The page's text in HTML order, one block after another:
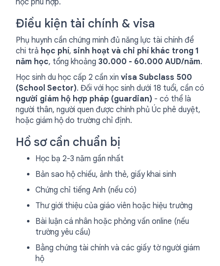
Điều kiện tài chính & visa
Phụ huynh cần chứng minh đủ năng lực tài chính để
chi trả học phí, sinh hoạt và chi phí khác trong 1
năm học, tổng khoảng 30.000 - 60.000 AUD/năm.
Học sinh du học cấp 2 cần xin visa Subclass 500
(School Sector). Đối với học sinh dưới 18 tuổi, cần có
người giám hộ hợp pháp (guardian) - có thể là
người thân, người quen được chính phủ Úc phê duyệt,
hoặc giám hộ do trường chỉ định.
Hồ sơ cần chuẩn bị
Học bạ 2-3 năm gần nhất
Bản sao hộ chiếu, ảnh thẻ, giấy khai sinh
Chứng chỉ tiếng Anh (nếu có)
Thư giới thiệu của giáo viên hoặc hiệu trưởng
Bài luận cá nhân hoặc phỏng vấn online (nếu
trường yêu cầu)
Bằng chứng tài chính và các giấy tờ người giám
hộ